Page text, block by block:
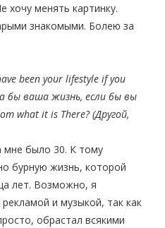
хочу менять картинку.
знакомыми. Болею за
been your lifestyle if you
бы ваша жизнь, если бы вы
what it is There? (Другой,
мне было 30. К тому
бурную жизнь, которой
лет. Возможно, я
и музыкой, так как
обрастал всякими